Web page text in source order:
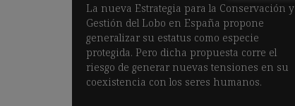
La nueva Estrategia para la Conservación y
Gestión del Lobo en España propone
generalizar su estatus como especie
protegida. Pero dicha propuesta corre el
riesgo de generar nuevas tensiones en su
coexistencia con los seres humanos.